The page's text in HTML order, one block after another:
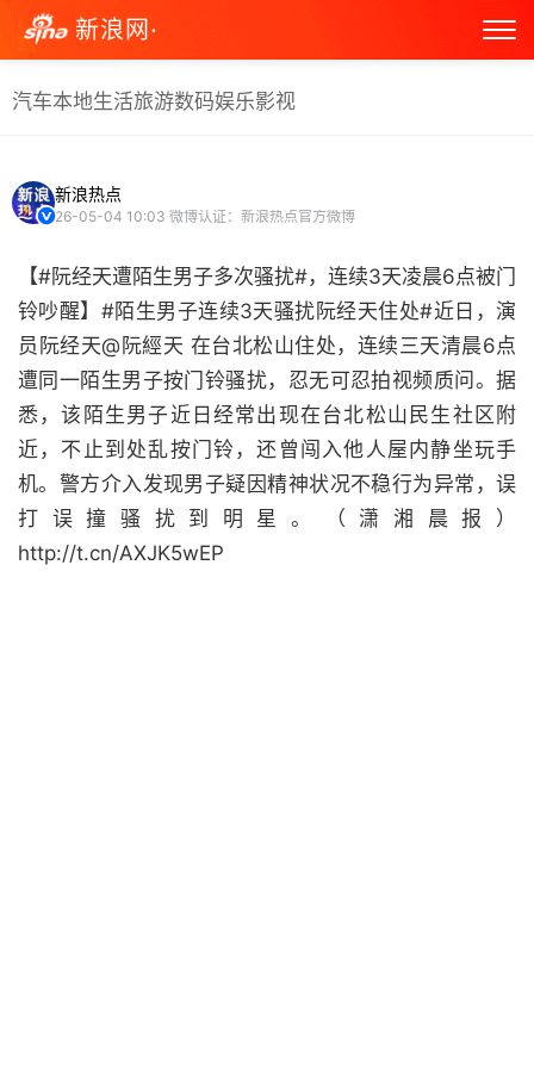
新浪网·
汽车本地生活旅游数码娱乐影视
新浪热点
26-05-04 10:03 微博认证：新浪热点官方微博
【#阮经天遭陌生男子多次骚扰#，连续3天凌晨6点被门
铃吵醒】#陌生男子连续3天骚扰阮经天住处#近日，演
员阮经天@阮經天 在台北松山住处，连续三天清晨6点
遭同一陌生男子按门铃骚扰，忍无可忍拍视频质问。据
悉，该陌生男子近日经常出现在台北松山民生社区附
近，不止到处乱按门铃，还曾闯入他人屋内静坐玩手
机。警方介入发现男子疑因精神状况不稳行为异常，误
打误撞骚扰到明星。（潇湘晨报）
http://t.cn/AXJK5wEP